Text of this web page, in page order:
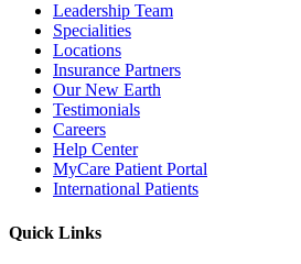
Leadership Team
Specialities
Locations
Insurance Partners
Our New Earth
Testimonials
Careers
Help Center
MyCare Patient Portal
International Patients
Quick Links